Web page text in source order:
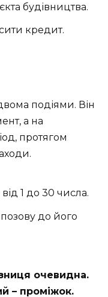
будівництва.
кредит.
подіями. Він
а на
протягом
1 до 30 числа.
до його
очевидна.
– проміжок.